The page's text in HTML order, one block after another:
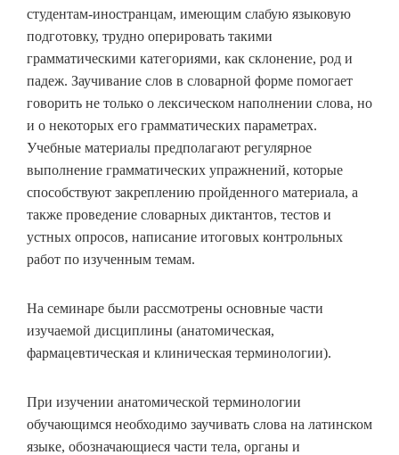
студентам-иностранцам, имеющим слабую языковую
подготовку, трудно оперировать такими
грамматическими категориями, как склонение, род и
падеж. Заучивание слов в словарной форме помогает
говорить не только о лексическом наполнении слова, но
и о некоторых его грамматических параметрах.
Учебные материалы предполагают регулярное
выполнение грамматических упражнений, которые
способствуют закреплению пройденного материала, а
также проведение словарных диктантов, тестов и
устных опросов, написание итоговых контрольных
работ по изученным темам.
На семинаре были рассмотрены основные части
изучаемой дисциплины (анатомическая,
фармацевтическая и клиническая терминологии).
При изучении анатомической терминологии
обучающимся необходимо заучивать слова на латинском
языке, обозначающиеся части тела, органы и